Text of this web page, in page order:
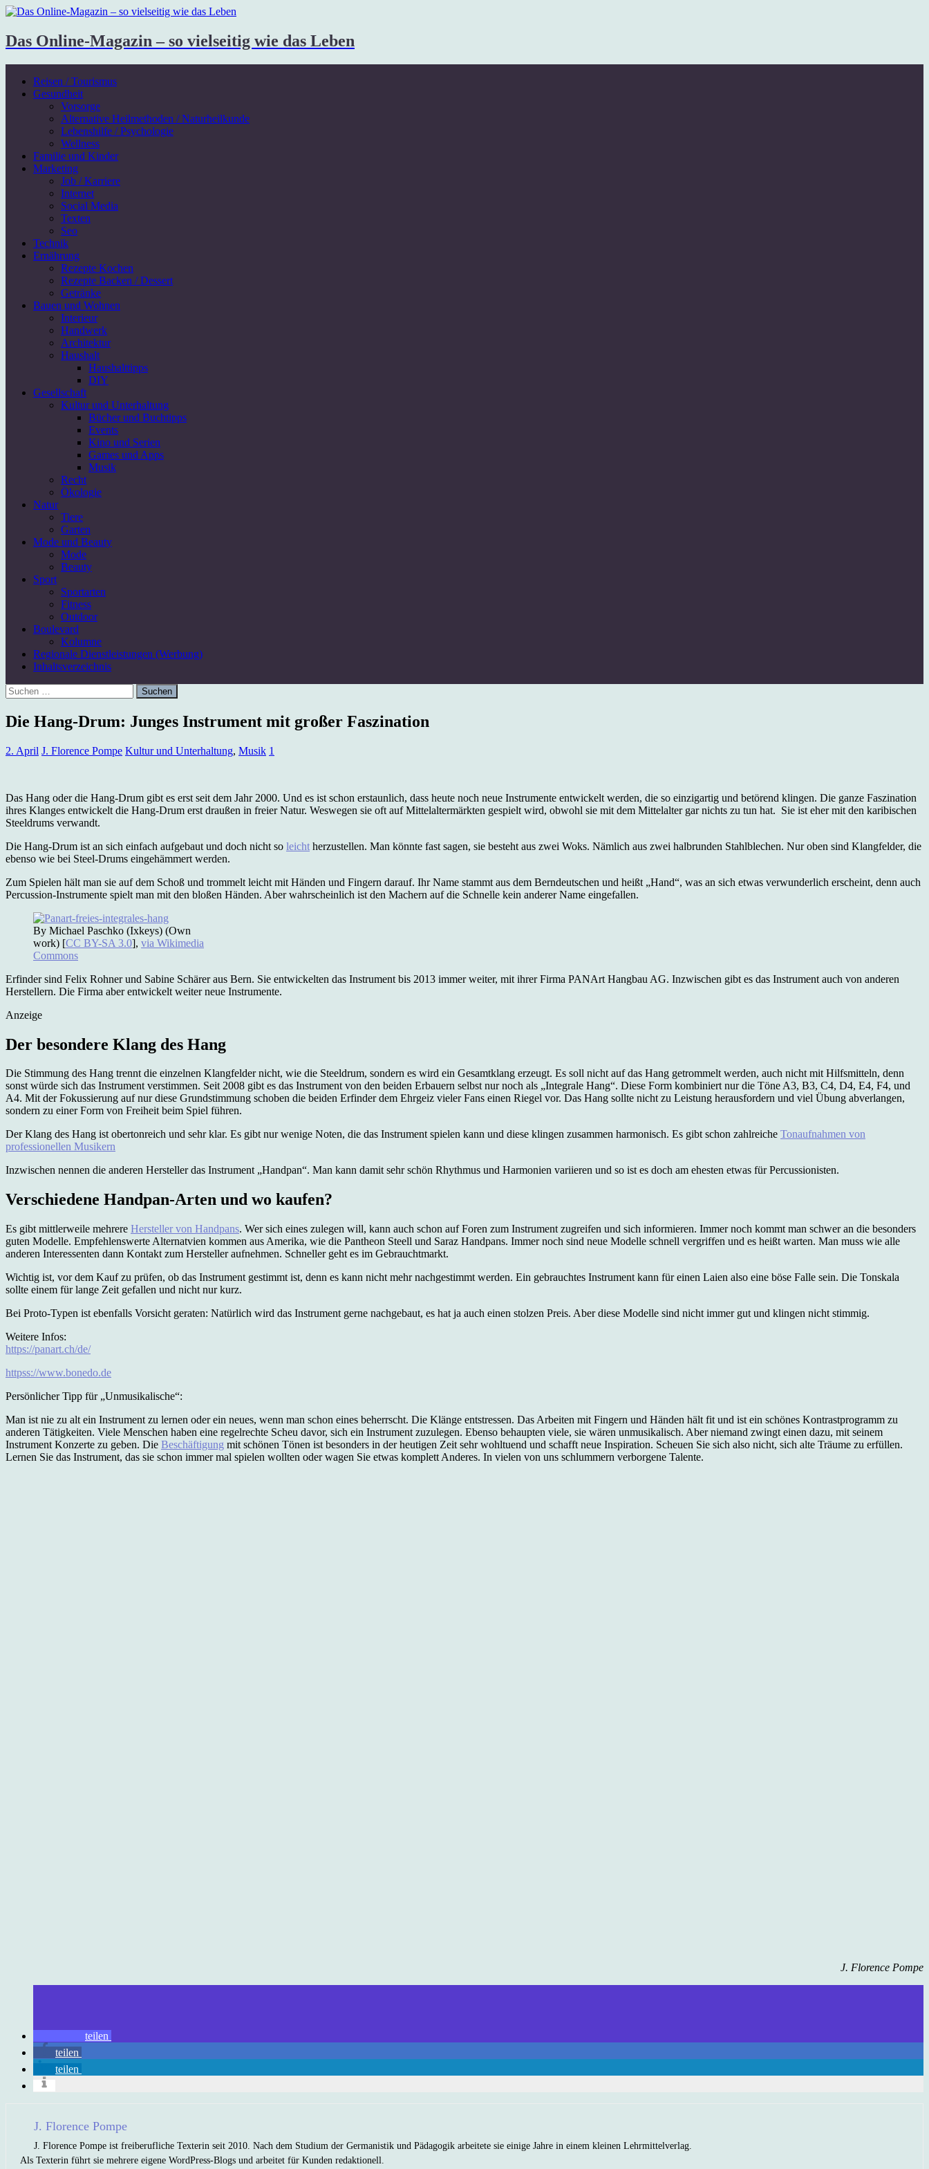
Das Online-Magazin – so vielseitig wie das Leben
Reisen / Tourismus
Gesundheit
Vorsorge
Alternative Heilmethoden / Naturheilkunde
Lebenshilfe / Psychologie
Wellness
Familie und Kinder
Marketing
Job / Karriere
Internet
Social Media
Texten
Seo
Technik
Ernährung
Rezepte Kochen
Rezepte Backen / Dessert
Getränke
Bauen und Wohnen
Interieur
Handwerk
Architektur
Haushalt
Haushalttipps
DIY
Gesellschaft
Kultur und Unterhaltung
Bücher und Buchtipps
Events
Kino und Serien
Games und Apps
Musik
Recht
Ökologie
Natur
Tiere
Garten
Mode und Beauty
Mode
Beauty
Sport
Sportarten
Fitness
Outdoor
Boulevard
Kolumne
Regionale Dienstleistungen (Werbung)
Inhaltsverzeichnis
Suchen
nach:
Die Hang-Drum: Junges Instrument mit großer Faszination
2. April J. Florence Pompe Kultur und Unterhaltung, Musik 1
Das Hang oder die Hang-Drum gibt es erst seit dem Jahr 2000. Und es ist schon erstaunlich, dass heute noch neue Instrumente entwickelt werden, die so einzigartig und betörend klingen. Die ganze Faszination
ihres Klanges entwickelt die Hang-Drum erst draußen in freier Natur. Weswegen sie oft auf Mittelaltermärkten gespielt wird, obwohl sie mit dem Mittelalter gar nichts zu tun hat. Sie ist eher mit den karibischen
Steeldrums verwandt.
Die Hang-Drum ist an sich einfach aufgebaut und doch nicht so leicht herzustellen. Man könnte fast sagen, sie besteht aus zwei Woks. Nämlich aus zwei halbrunden Stahlblechen. Nur oben sind Klangfelder, die
ebenso wie bei Steel-Drums eingehämmert werden.
Zum Spielen hält man sie auf dem Schoß und trommelt leicht mit Händen und Fingern darauf. Ihr Name stammt aus dem Berndeutschen und heißt „Hand“, was an sich etwas verwunderlich erscheint, denn auch
Percussion-Instrumente spielt man mit den bloßen Händen. Aber wahrscheinlich ist den Machern auf die Schnelle kein anderer Name eingefallen.
By Michael Paschko (Ixkeys) (Own
work) [CC BY-SA 3.0], via Wikimedia
Commons
Erfinder sind Felix Rohner und Sabine Schärer aus Bern. Sie entwickelten das Instrument bis 2013 immer weiter, mit ihrer Firma PANArt Hangbau AG. Inzwischen gibt es das Instrument auch von anderen
Herstellern. Die Firma aber entwickelt weiter neue Instrumente.
Anzeige
Der besondere Klang des Hang
Die Stimmung des Hang trennt die einzelnen Klangfelder nicht, wie die Steeldrum, sondern es wird ein Gesamtklang erzeugt. Es soll nicht auf das Hang getrommelt werden, auch nicht mit Hilfsmitteln, denn
sonst würde sich das Instrument verstimmen. Seit 2008 gibt es das Instrument von den beiden Erbauern selbst nur noch als „Integrale Hang“. Diese Form kombiniert nur die Töne A3, B3, C4, D4, E4, F4, und
A4. Mit der Fokussierung auf nur diese Grundstimmung schoben die beiden Erfinder dem Ehrgeiz vieler Fans einen Riegel vor. Das Hang sollte nicht zu Leistung herausfordern und viel Übung abverlangen,
sondern zu einer Form von Freiheit beim Spiel führen.
Der Klang des Hang ist obertonreich und sehr klar. Es gibt nur wenige Noten, die das Instrument spielen kann und diese klingen zusammen harmonisch. Es gibt schon zahlreiche Tonaufnahmen von
professionellen Musikern
Inzwischen nennen die anderen Hersteller das Instrument „Handpan“. Man kann damit sehr schön Rhythmus und Harmonien variieren und so ist es doch am ehesten etwas für Percussionisten.
Verschiedene Handpan-Arten und wo kaufen?
Es gibt mittlerweile mehrere Hersteller von Handpans. Wer sich eines zulegen will, kann auch schon auf Foren zum Instrument zugreifen und sich informieren. Immer noch kommt man schwer an die besonders
guten Modelle. Empfehlenswerte Alternatvien kommen aus Amerika, wie die Pantheon Steell und Saraz Handpans. Immer noch sind neue Modelle schnell vergriffen und es heißt warten. Man muss wie alle
anderen Interessenten dann Kontakt zum Hersteller aufnehmen. Schneller geht es im Gebrauchtmarkt.
Wichtig ist, vor dem Kauf zu prüfen, ob das Instrument gestimmt ist, denn es kann nicht mehr nachgestimmt werden. Ein gebrauchtes Instrument kann für einen Laien also eine böse Falle sein. Die Tonskala
sollte einem für lange Zeit gefallen und nicht nur kurz.
Bei Proto-Typen ist ebenfalls Vorsicht geraten: Natürlich wird das Instrument gerne nachgebaut, es hat ja auch einen stolzen Preis. Aber diese Modelle sind nicht immer gut und klingen nicht stimmig.
Weitere Infos:
https://panart.ch/de/
httpss://www.bonedo.de
Persönlicher Tipp für „Unmusikalische“:
Man ist nie zu alt ein Instrument zu lernen oder ein neues, wenn man schon eines beherrscht. Die Klänge entstressen. Das Arbeiten mit Fingern und Händen hält fit und ist ein schönes Kontrastprogramm zu
anderen Tätigkeiten. Viele Menschen haben eine regelrechte Scheu davor, sich ein Instrument zuzulegen. Ebenso behaupten viele, sie wären unmusikalisch. Aber niemand zwingt einen dazu, mit seinem
Instrument Konzerte zu geben. Die Beschäftigung mit schönen Tönen ist besonders in der heutigen Zeit sehr wohltuend und schafft neue Inspiration. Scheuen Sie sich also nicht, sich alte Träume zu erfüllen.
Lernen Sie das Instrument, das sie schon immer mal spielen wollten oder wagen Sie etwas komplett Anderes. In vielen von uns schlummern verborgene Talente.
J. Florence Pompe
teilen
teilen
teilen
J. Florence Pompe
J. Florence Pompe ist freiberufliche Texterin seit 2010. Nach dem Studium der Germanistik und Pädagogik arbeitete sie einige Jahre in einem kleinen Lehrmittelverlag.
Als Texterin führt sie mehrere eigene WordPress-Blogs und arbeitet für Kunden redaktionell.